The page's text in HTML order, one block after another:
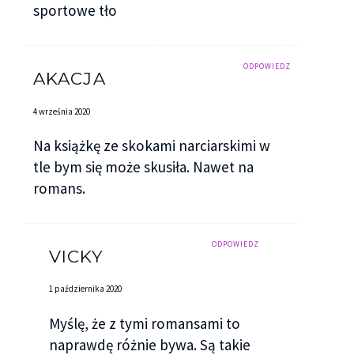
sportowe tło
ODPOWIEDZ
AKACJA
4 września 2020
Na książkę ze skokami narciarskimi w
tle bym się może skusiła. Nawet na
romans.
ODPOWIEDZ
VICKY
1 października 2020
Myślę, że z tymi romansami to
naprawdę różnie bywa. Są takie